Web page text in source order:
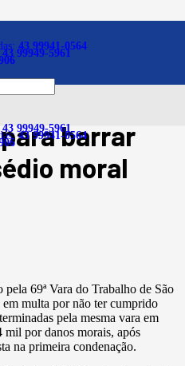
43 99941-0564
43 99949-5961
43 99949-5961
43 99941-0564
em quase
não agir
barrar
moral
69ª Vara do Trabalho de São
multa por não ter cumprido
pela mesma vara em
por danos morais, após
na primeira condenação.